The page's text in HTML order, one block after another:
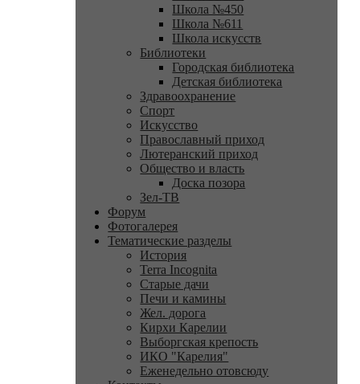
Школа №450
Школа №611
Школа искусств
Библиотеки
Городская библиотека
Детская библиотека
Здравоохранение
Спорт
Искусство
Православный приход
Лютеранский приход
Общество и власть
Доска позора
Зел-ТВ
Форум
Фотогалерея
Тематические разделы
История
Terra Incognita
Старые дачи
Печи и камины
Жел. дорога
Кирхи Карелии
Выборгская крепость
ИКО "Карелия"
Еженедельно отовсюду